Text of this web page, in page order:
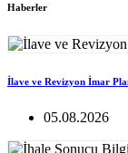
Haberler
İlave ve Revizyon İmar
05.08.2026